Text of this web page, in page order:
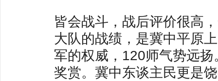
皆会战斗，战后评价很高
大队的战绩，是冀中平原
军的权威，120师气势远
奖赏。冀中东谈主民更是